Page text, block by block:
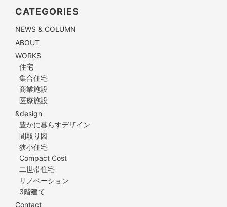
CATEGORIES
NEWS & COLUMN
ABOUT
WORKS
住宅
集合住宅
商業施設
医療施設
&design
豊かに暮らすデザイン
間取り図
狭小住宅
Compact Cost
二世帯住宅
リノベーション
3階建て
Contact